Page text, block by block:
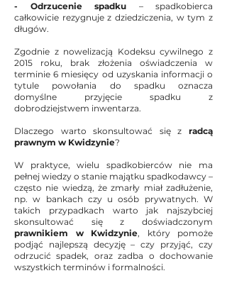
- Odrzucenie spadku – spadkobierca
całkowicie rezygnuje z dziedziczenia, w tym z
długów.
Zgodnie z nowelizacją Kodeksu cywilnego z
2015 roku, brak złożenia oświadczenia w
terminie 6 miesięcy od uzyskania informacji o
tytule powołania do spadku oznacza
domyślne przyjęcie spadku z
dobrodziejstwem inwentarza.
Dlaczego warto skonsultować się z radcą
prawnym w Kwidzynie?
W praktyce, wielu spadkobierców nie ma
pełnej wiedzy o stanie majątku spadkodawcy –
często nie wiedzą, że zmarły miał zadłużenie,
np. w bankach czy u osób prywatnych. W
takich przypadkach warto jak najszybciej
skonsultować się z doświadczonym
prawnikiem w Kwidzynie, który pomoże
podjąć najlepszą decyzję – czy przyjąć, czy
odrzucić spadek, oraz zadba o dochowanie
wszystkich terminów i formalności.